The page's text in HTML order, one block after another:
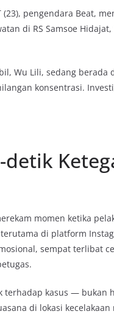
pengendara Beat,
di RS Samsoe
Wu Lili, sedang berada
konsentrasi.
momen ketika
di platform
sempat terlibat
kasus — bukan
di lokasi